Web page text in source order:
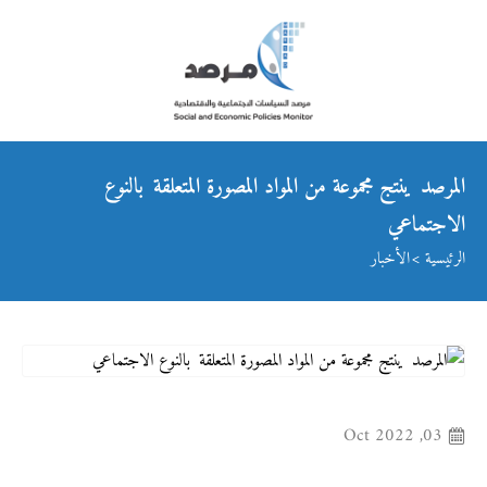
المرصد ينتج مجموعة من المواد المصورة المتعلقة بالنوع
الاجتماعي
الرئيسية الأخبار
03, Oct 2022